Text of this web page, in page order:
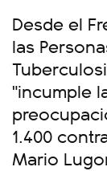
Desde el
las
"incumple
1.400
Mario